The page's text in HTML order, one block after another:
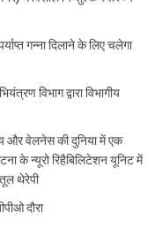
गन्ना दिलाने के लिए चलेगा
विभाग द्वारा विभागीय
वेलनेस की दुनिया में एक
के न्यूरो रिहैबिलिटेशन यूनिट में
थेरेपी
दौरा